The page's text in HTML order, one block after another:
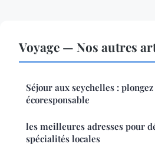
Voyage — Nos autres
Séjour aux seychelles :
écoresponsable
les meilleures adresses pour
spécialités locales